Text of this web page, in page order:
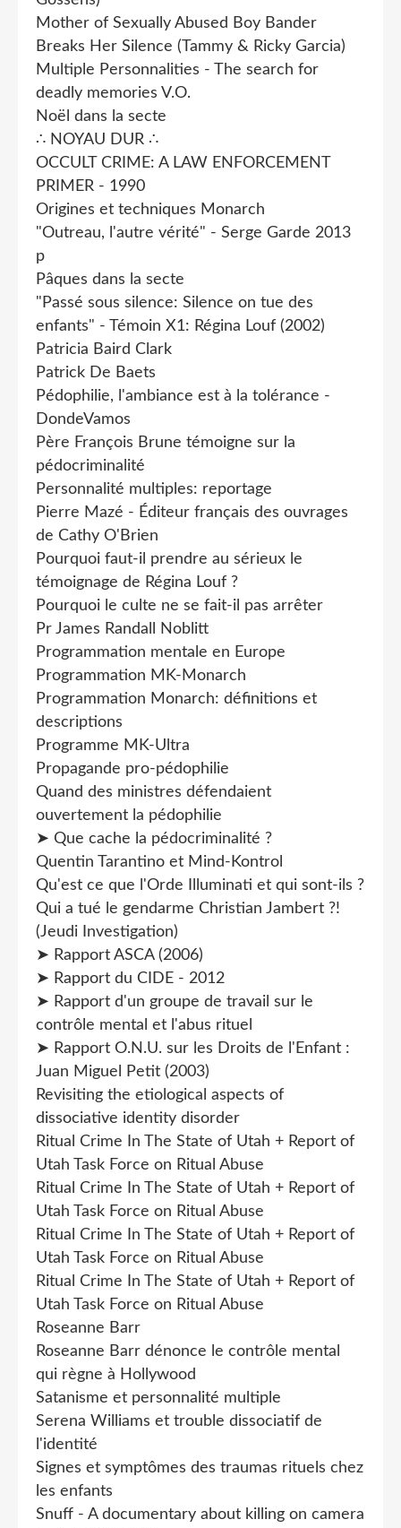
Mother of Sexually Abused Boy Bander
Breaks Her Silence (Tammy & Ricky Garcia)
Multiple Personnalities - The search for
deadly memories V.O.
Noël dans la secte
∴ NOYAU DUR ∴
OCCULT CRIME: A LAW ENFORCEMENT
PRIMER - 1990
Origines et techniques Monarch
"Outreau, l'autre vérité" - Serge Garde 2013
p
Pâques dans la secte
"Passé sous silence: Silence on tue des
enfants" - Témoin X1: Régina Louf (2002)
Patricia Baird Clark
Patrick De Baets
Pédophilie, l'ambiance est à la tolérance -
DondeVamos
Père François Brune témoigne sur la
pédocriminalité
Personnalité multiples: reportage
Pierre Mazé - Éditeur français des ouvrages
de Cathy O'Brien
Pourquoi faut-il prendre au sérieux le
témoignage de Régina Louf ?
Pourquoi le culte ne se fait-il pas arrêter
Pr James Randall Noblitt
Programmation mentale en Europe
Programmation MK-Monarch
Programmation Monarch: définitions et
descriptions
Programme MK-Ultra
Propagande pro-pédophilie
Quand des ministres défendaient
ouvertement la pédophilie
➤ Que cache la pédocriminalité ?
Quentin Tarantino et Mind-Kontrol
Qu'est ce que l'Orde Illuminati et qui sont-ils ?
Qui a tué le gendarme Christian Jambert ?!
(Jeudi Investigation)
➤ Rapport ASCA (2006)
➤ Rapport du CIDE - 2012
➤ Rapport d'un groupe de travail sur le
contrôle mental et l'abus rituel
➤ Rapport O.N.U. sur les Droits de l'Enfant :
Juan Miguel Petit (2003)
Revisiting the etiological aspects of
dissociative identity disorder
Ritual Crime In The State of Utah + Report of
Utah Task Force on Ritual Abuse
Ritual Crime In The State of Utah + Report of
Utah Task Force on Ritual Abuse
Ritual Crime In The State of Utah + Report of
Utah Task Force on Ritual Abuse
Ritual Crime In The State of Utah + Report of
Utah Task Force on Ritual Abuse
Roseanne Barr
Roseanne Barr dénonce le contrôle mental
qui règne à Hollywood
Satanisme et personnalité multiple
Serena Williams et trouble dissociatif de
l'identité
Signes et symptômes des traumas rituels chez
les enfants
Snuff - A documentary about killing on camera